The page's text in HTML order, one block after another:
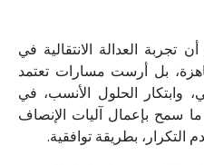
العدالة الانتقالية في
بل أرست مسارات تعتمد
وابتكار الحلول الأنسب، في
ما سمح بإعمال آليات الإنصاف
بطريقة توافقية.